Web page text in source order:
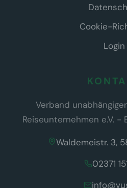
Cookie-
Login
Verband
Reiseunternehmen e.V. -
Waldemeistr. 3,
02371